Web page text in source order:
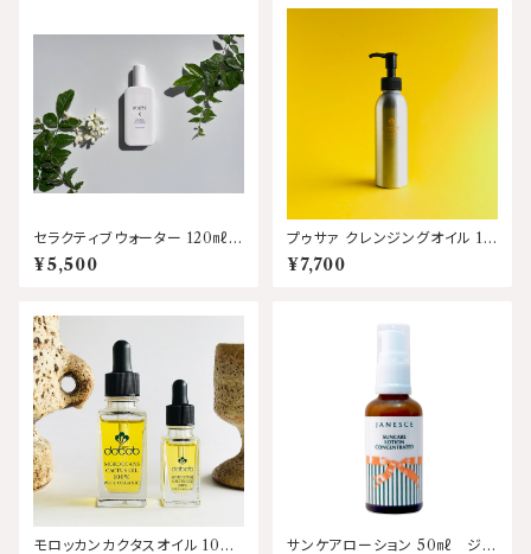
セラクティブウォーター 120㎖
KIRI /キリ
¥5,500
プゥサァ クレンジングオイル 15
0ml ダバブ
¥7,700
モロッカンカクタスオイル 10 サンケアローション 50㎖ ジャ